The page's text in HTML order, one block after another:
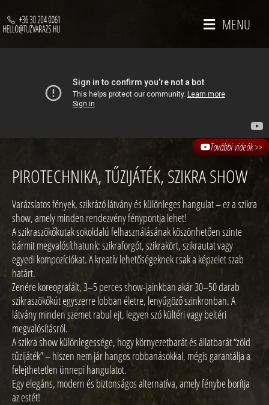
MENU
További videók >>
PIROTECHNIKA, TŰZIJÁTÉK, SZIKRA SHOW
Varázslatos fények, szikrázó látvány és különleges hangulat – ez a szikra
show, amely minden rendezvény fénypontja lehet!
A szikraszökőkutak sokoldalú felhasználásának köszönhetően szinte
bármit megvalósíthatunk: szikraforgót, szikrakört, szikrautat vagy
egyedi kompozíciókat. A kreatív lehetőségeknek csak a képzelet szab
határt.
Zenére koreografált, 3–5 perces show-jainkban akár 30–50 darab
szikraszökőkút egyszerre lobban életre, lenyűgöző szinkronban. A
látvány minden szemet rabul ejt, legyen szó kültéri vagy beltéri
megvalósításról.
A szikra show különlegessége, hogy környezetbarát és állatbarát “zöld
tűzijáték” – hiszen nem jár hangos robbanásokkal, mégis garantálja a
felejthetetlen ünnepi hangulatot.
Egy elegáns, modern és biztonságos alternatíva, amely fénybe borítja
az estét!